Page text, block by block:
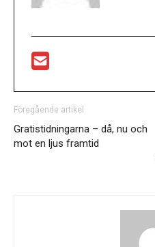
Föregående artikel
Gratistidningarna – då, nu och
mot en ljus framtid